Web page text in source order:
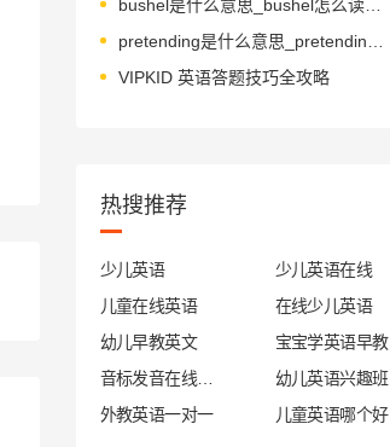
bushel是什么意思_bushel怎么读_音标'bʊʃl
VIPKID 英语答题技巧全攻略
热搜推荐
少儿英语
少儿英语在线
儿童在线英语
在线少儿英语
幼儿早教英文
宝宝学英语早教
幼儿英语兴趣班
外教英语一对一
儿童英语哪个好